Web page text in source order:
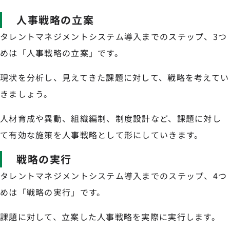
人事戦略の立案
タレントマネジメントシステム導入までのステップ、3つ
めは「人事戦略の立案」です。
現状を分析し、見えてきた課題に対して、戦略を考えてい
きましょう。
人材育成や異動、組織編制、制度設計など、課題に対し
て有効な施策を人事戦略として形にしていきます。
戦略の実行
タレントマネジメントシステム導入までのステップ、4つ
めは「戦略の実行」です。
課題に対して、立案した人事戦略を実際に実行します。